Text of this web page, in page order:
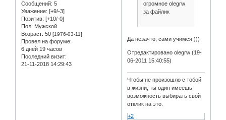
Сообщений: 5
Уважение: [+9/-3]
Позитив: [+10/-0]
Пол: Мужской
Возраст: 50 [1976-03-11]
Провел на форуме:
6 дней 19 часов
Последний визит:
21-11-2018 14:29:43
огромное olegrw
за файлик
Да незачто, сами учимся )))
Отредактировано olegrw (19-
06-2011 15:40:55)
Чтобы не произошло с тобой
в жизни, ты один имеешь
возможность выбирать свой
отклик на это.
+2